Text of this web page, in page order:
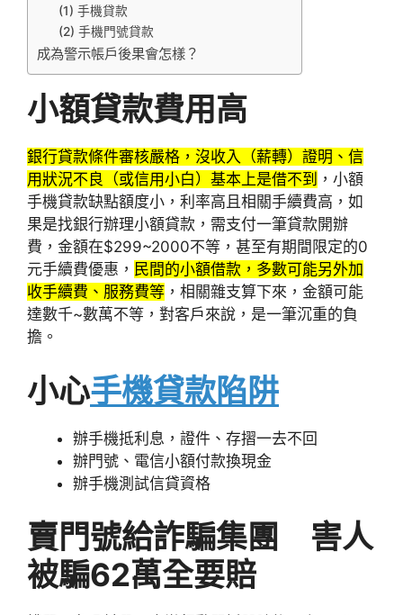
(1) 手機貸款
(2) 手機門號貸款
成為警示帳戶後果會怎樣？
小額貸款費用高
銀行貸款條件審核嚴格，沒收入（薪轉）證明、信
用狀況不良（或信用小白）基本上是借不到 ，小額
手機貸款缺點額度小，利率高且相關手續費高，如
果是找銀行辦理小額貸款，需支付一筆貸款開辦
費，金額在$299~2000不等，甚至有期間限定的0
元手續費優惠， 民間的小額借款，多數可能另外加
收手續費、服務費等 ，相關雜支算下來，金額可能
達數千~數萬不等，對客戶來說，是一筆沉重的負
擔。
小心手機貸款陷阱
辦手機抵利息，證件、存摺一去不回
辦門號、電信小額付款換現金
辦手機測試信貸資格
賣門號給詐騙集團 害人
被騙62萬全要賠